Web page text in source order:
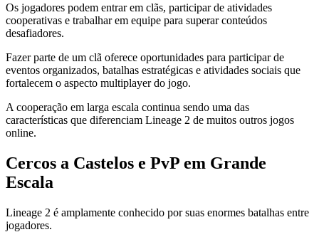
Os jogadores podem entrar em clãs, participar de atividades
cooperativas e trabalhar em equipe para superar conteúdos
desafiadores.
Fazer parte de um clã oferece oportunidades para participar de
eventos organizados, batalhas estratégicas e atividades sociais que
fortalecem o aspecto multiplayer do jogo.
A cooperação em larga escala continua sendo uma das
características que diferenciam Lineage 2 de muitos outros jogos
online.
Cercos a Castelos e PvP em Grande
Escala
Lineage 2 é amplamente conhecido por suas enormes batalhas entre
jogadores.